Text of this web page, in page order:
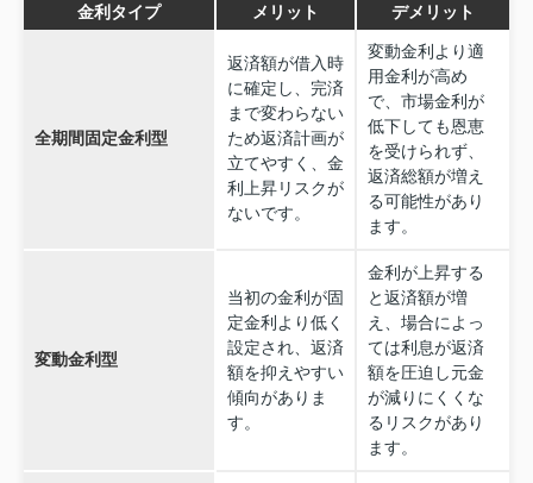
金利タイプ メリット デメリット
全期間固定金利型
返済額が借入時
に確定し、完済
まで変わらない
ため返済計画が
立てやすく、金
利上昇リスクが
ないです。
変動金利より適
用金利が高め
で、市場金利が
低下しても恩恵
を受けられず、
返済総額が増え
る可能性があり
ます。
変動金利型
当初の金利が固
定金利より低く
設定され、返済
額を抑えやすい
傾向がありま
す。
金利が上昇する
と返済額が増
え、場合によっ
ては利息が返済
額を圧迫し元金
が減りにくくな
るリスクがあり
ます。